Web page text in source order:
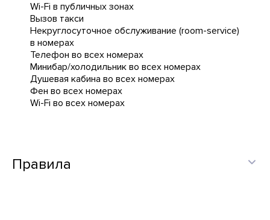
Wi-Fi в публичных зонах
Вызов такси
Некруглосуточное обслуживание (room-service)
в номерах
Телефон во всех номерах
Минибар/холодильник во всех номерах
Душевая кабина во всех номерах
Фен во всех номерах
Wi-Fi во всех номерах
Правила